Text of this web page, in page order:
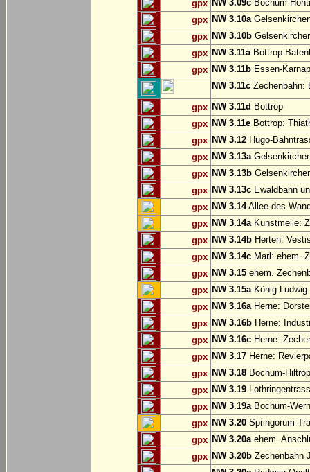
gpx NW 3.09c Bochum-
gpx NW 3.10a
gpx NW 3.10b
gpx NW 3.11aBottrop-
gpx NW 3.11b Essen-
NW 3.11c Zechenbahn:
gpx NW 3.11d Bottrop
gpx NW 3.11e Bottrop:
gpx NW 3.12 Hugo-
gpx NW 3.13a
gpx NW 3.13b
gpx NW 3.13c Ewaldbahn
gpx NW 3.14Allee des
gpx NW 3.14aKunstmeile:
gpx NW 3.14b Herten:
gpx NW 3.14c Marl: ehem.
gpx NW 3.15 ehem.
gpx NW 3.15aKönig-
gpx NW 3.16aHerne:
gpx NW 3.16b Herne:
gpx NW 3.16c Herne:
gpx NW 3.17 Herne:
gpx NW 3.18 Bochum-
gpx NW 3.19
gpx NW 3.19aBochum-
gpx NW 3.20 Springorum-
gpx NW 3.20aehem.
gpx NW 3.20b Zechenbahn